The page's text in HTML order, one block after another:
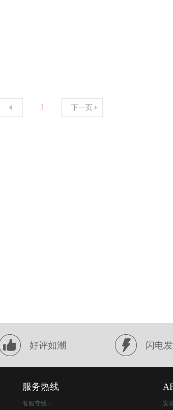
1 下一页
好评如潮 闪电
服务热线
客服专线： 安